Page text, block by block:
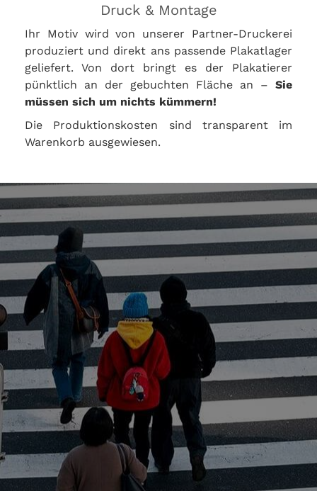
Druck & Montage
Ihr Motiv wird von unserer Partner-Druckerei
produziert und direkt ans passende Plakatlager
geliefert. Von dort bringt es der Plakatierer
pünktlich an der gebuchten Fläche an – Sie
müssen sich um nichts kümmern!
Die Produktionskosten sind transparent im
Warenkorb ausgewiesen.